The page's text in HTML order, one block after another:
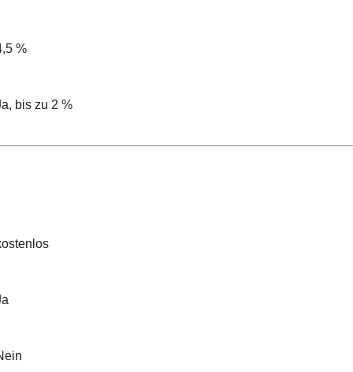
%
bis zu 2 %